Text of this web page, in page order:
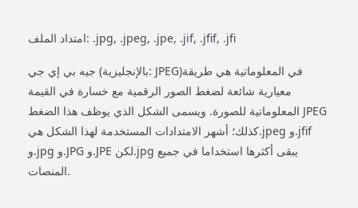
امتداد الملف: .jpg, .jpeg, .jpe, .jif, .jfif, .jfi
جيه بي إي جي (بالإنجليزية: JPEG)‏ في المعلوماتية هي طريقة
معيارية شائعة لضغط الصور الرقمية مع خسارة في القيمة
المعلوماتية للصورة. ويسمى الشكل الذي يوظف هذا الضغط JPEG
كذلك؛ أشهر الامتدادات المستخدمة لهذا الشكل هي.jpeg و.jfif
و.jpg و.JPG و.JPE لكن.jpg يبقى أكثرها استخداما في جميع
المنصات.